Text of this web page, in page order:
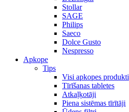
Stollar
SAGE
Philips
Saeco
Dolce Gusto
Nespresso
Apkope
Tips
Visi apkopes produkti
Tīrīšanas tabletes
Atkaļķotāji
Piena sistēmas tīrītāji